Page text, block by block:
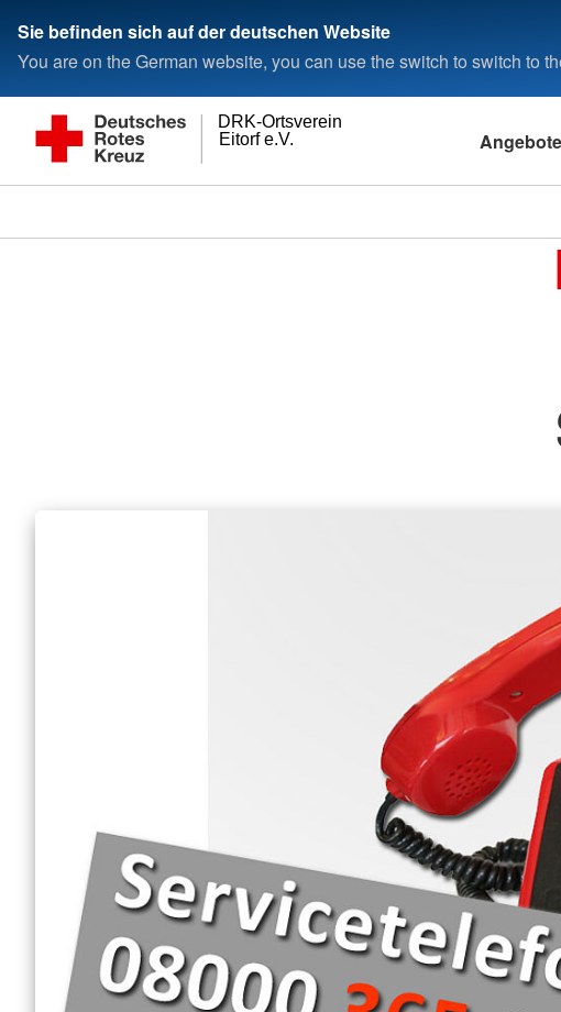
Sie befinden sich auf der deutschen Website
You are on the German website, you can use the switch to switch to
Eitorf e.V.
DRK-Ortsverein
Angebote